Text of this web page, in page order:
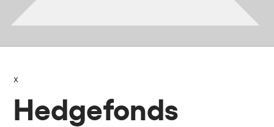
x
Hedgefonds